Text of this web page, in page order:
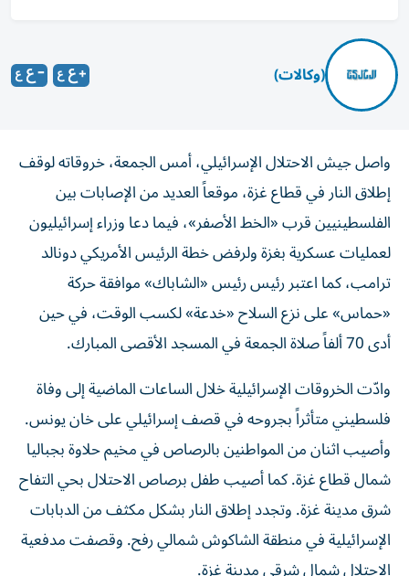
(وكالات)
واصل جيش الاحتلال الإسرائيلي، أمس الجمعة، خروقاته لوقف
إطلاق النار في قطاع غزة، موقعاً العديد من الإصابات بين
الفلسطينيين قرب «الخط الأصفر»، فيما دعا وزراء إسرائيليون
لعمليات عسكرية بغزة ولرفض خطة الرئيس الأمريكي دونالد
ترامب، كما اعتبر رئيس رئيس «الشاباك» موافقة حركة
«حماس» على نزع السلاح «خدعة» لكسب الوقت، في حين
أدى 70 ألفاً صلاة الجمعة في المسجد الأقصى المبارك.
وادّت الخروقات الإسرائيلية خلال الساعات الماضية إلى وفاة
فلسطيني متأثراً بجروحه في قصف إسرائيلي على خان يونس.
وأصيب اثنان من المواطنين بالرصاص في مخيم حلاوة بجباليا
شمال قطاع غزة. كما أصيب طفل برصاص الاحتلال بحي التفاح
شرق مدينة غزة. وتجدد إطلاق النار بشكل مكثف من الدبابات
الإسرائيلية في منطقة الشاكوش شمالي رفح. وقصفت مدفعية